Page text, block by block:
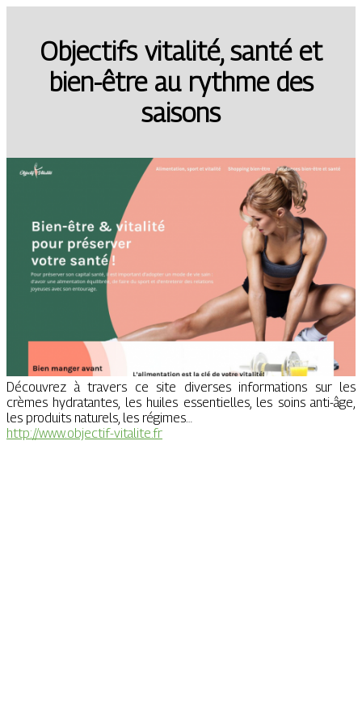
Objectifs vitalité, santé et
bien-être au rythme des
saisons
Découvrez à travers ce site diverses informations sur les
crèmes hydratantes, les huiles essentielles, les soins anti-âge,
les produits naturels, les régimes…
http://www.objectif-vitalite.fr